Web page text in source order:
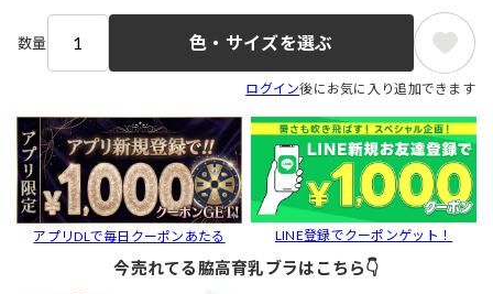
数量 色・サイズを選ぶ
ログイン後にお気に入り追加できます
アプリDLで毎日クーポンあたる LINE登録でクーポンゲット！
今売れてる脇高育乳ブラはこちら👇